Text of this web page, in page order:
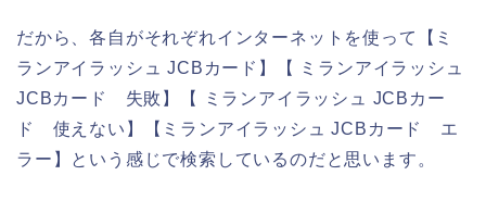
だから、各自がそれぞれインターネットを使って【ミ
ランアイラッシュ JCBカード】【 ミランアイラッシュ
JCBカード 失敗】【 ミランアイラッシュ JCBカー
ド 使えない】【ミランアイラッシュ JCBカード エ
ラー】という感じで検索しているのだと思います。